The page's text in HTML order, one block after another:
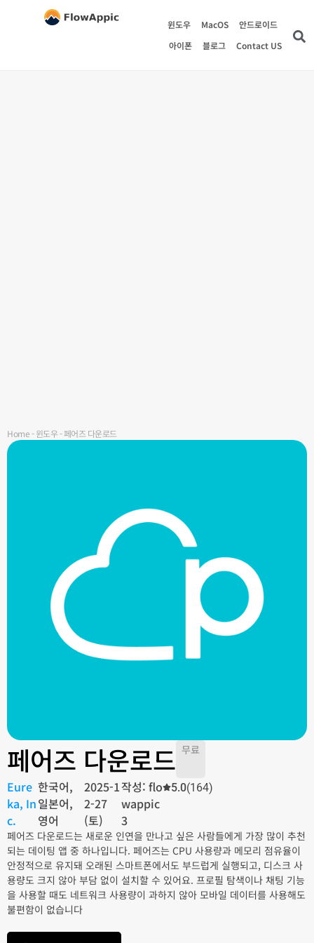
윈도우 MacOS
안드로이드
아이폰
블로그 Contact US
Home-윈도우-페어즈 다운로드
페어즈 다운로드 무료
Eure
ka, In
c.
한국어,
일본어,
영어
2025-1
2-27
(토)
작성: flo
wappic
3
5.0(164)
페어즈 다운로드는 새로운 인연을 만나고 싶은 사람들에게 가장 많이 추천
되는 데이팅 앱 중 하나입니다. 페어즈는 CPU 사용량과 메모리 점유율이
안정적으로 유지돼 오래된 스마트폰에서도 부드럽게 실행되고, 디스크 사
용량도 크지 않아 부담 없이 설치할 수 있어요. 프로필 탐색이나 채팅 기능
을 사용할 때도 네트워크 사용량이 과하지 않아 모바일 데이터를 사용해도
불편함이 없습니다